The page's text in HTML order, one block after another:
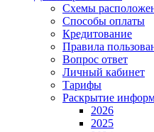
Схемы
Способы оплаты
Кредитование
Правила
Вопрос ответ
Личный кабинет
Тарифы
Раскрытие
2026
2025